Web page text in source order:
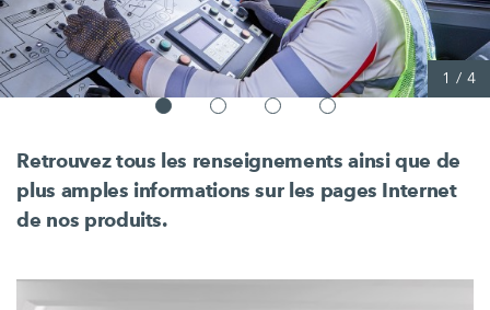
1 / 4
Retrouvez tous les renseignements ainsi que de
plus amples informations sur les pages Internet
de nos produits.